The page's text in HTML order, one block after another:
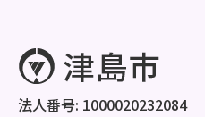
法人番号: 1000020232084